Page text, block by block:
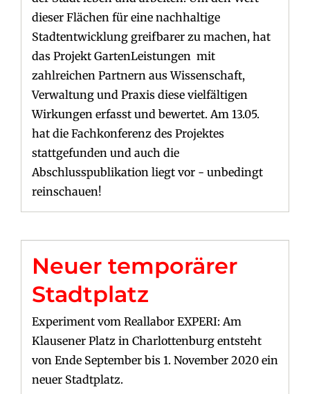
dieser Flächen für eine nachhaltige
Stadtentwicklung greifbarer zu machen, hat
das Projekt GartenLeistungen mit
zahlreichen Partnern aus Wissenschaft,
Verwaltung und Praxis diese vielfältigen
Wirkungen erfasst und bewertet. Am 13.05.
hat die Fachkonferenz des Projektes
stattgefunden und auch die
Abschlusspublikation liegt vor - unbedingt
reinschauen!
Neuer temporärer
Stadtplatz
Experiment vom Reallabor EXPERI: Am
Klausener Platz in Charlottenburg entsteht
von Ende September bis 1. November 2020 ein
neuer Stadtplatz.